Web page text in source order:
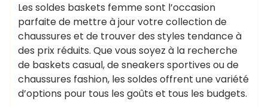
Les soldes baskets femme sont l’occasion
parfaite de mettre à jour votre collection de
chaussures et de trouver des styles tendance à
des prix réduits. Que vous soyez à la recherche
de baskets casual, de sneakers sportives ou de
chaussures fashion, les soldes offrent une variété
d’options pour tous les goûts et tous les budgets.